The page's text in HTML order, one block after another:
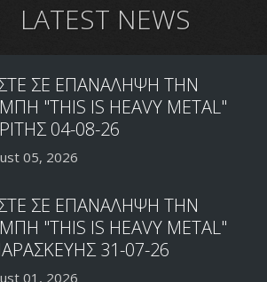
LATEST NEWS
ΣΕ ΕΠΑΝΑΛΗΨΗ ΤΗΝ
"THIS IS HEAVY METAL"
04-08-26
05, 2026
ΣΕ ΕΠΑΝΑΛΗΨΗ ΤΗΝ
"THIS IS HEAVY METAL"
31-07-26
01, 2026